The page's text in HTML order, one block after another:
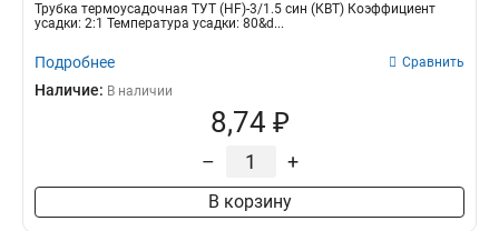
Трубка термоусадочная ТУТ (HF)-3/1.5 син (КВТ) Коэффициент
усадки: 2:1 Температура усадки: 80&d...
Подробнее Сравнить
Наличие: В наличии
8,74 ₽
– +
В корзину